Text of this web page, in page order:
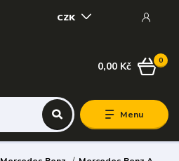
Menu
CZK
0
0,00 Kč